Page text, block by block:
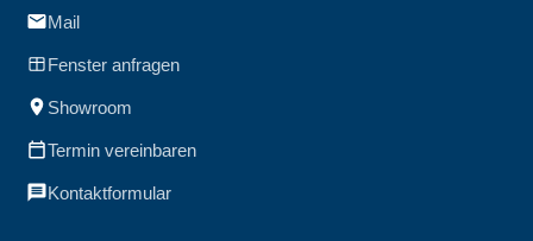
Mail
Fenster anfragen
Showroom
Termin vereinbaren
Kontaktformular